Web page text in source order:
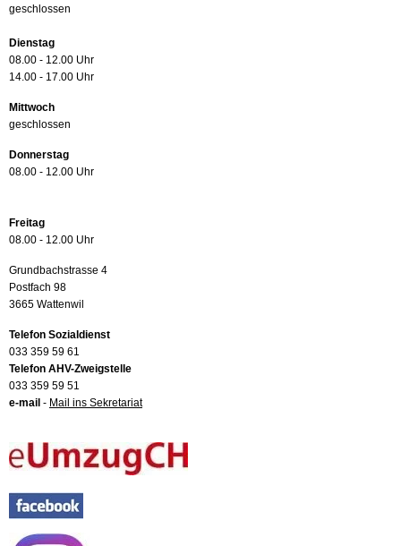
geschlossen
Dienstag
08.00 - 12.00 Uhr
14.00 - 17.00 Uhr
Mittwoch
geschlossen
Donnerstag
08.00 - 12.00 Uhr
Freitag
08.00 - 12.00 Uhr
Grundbachstrasse 4
Postfach 98
3665 Wattenwil
Telefon Sozialdienst
033 359 59 61
Telefon AHV-Zweigstelle
033 359 59 51
e-mail - Mail ins Sekretariat